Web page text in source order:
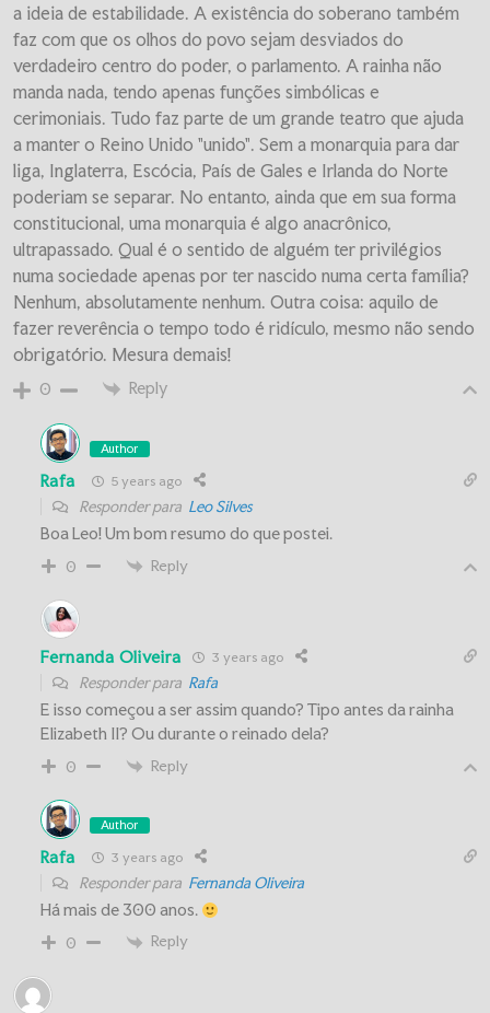
a ideia de estabilidade. A existência do soberano também
faz com que os olhos do povo sejam desviados do
verdadeiro centro do poder, o parlamento. A rainha não
manda nada, tendo apenas funções simbólicas e
cerimoniais. Tudo faz parte de um grande teatro que ajuda
a manter o Reino Unido "unido". Sem a monarquia para dar
liga, Inglaterra, Escócia, País de Gales e Irlanda do Norte
poderiam se separar. No entanto, ainda que em sua forma
constitucional, uma monarquia é algo anacrônico,
ultrapassado. Qual é o sentido de alguém ter privilégios
numa sociedade apenas por ter nascido numa certa família?
Nenhum, absolutamente nenhum. Outra coisa: aquilo de
fazer reverência o tempo todo é ridículo, mesmo não sendo
obrigatório. Mesura demais!
0 Reply
Author
Rafa 5 years ago
Responder para Leo Silves
Boa Leo! Um bom resumo do que postei.
0 Reply
Fernanda Oliveira 3 years ago
Responder para Rafa
E isso começou a ser assim quando? Tipo antes da rainha
Elizabeth II? Ou durante o reinado dela?
0 Reply
Author
Rafa 3 years ago
Responder para Fernanda Oliveira
Há mais de 300 anos.
0 Reply